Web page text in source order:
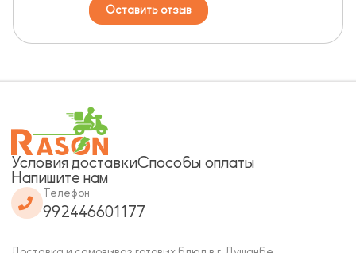
Оставить отзыв
Условия доставкиСпособы оплаты
Напишите нам
Телефон
992446601177